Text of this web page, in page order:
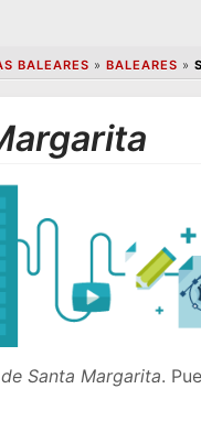
BALEARES » BALEARES »
Santa Margarita.